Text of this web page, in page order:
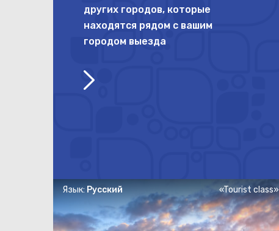
других городов, которые
находятся рядом с вашим
городом выезда
Язык:Русский «Tourist class»